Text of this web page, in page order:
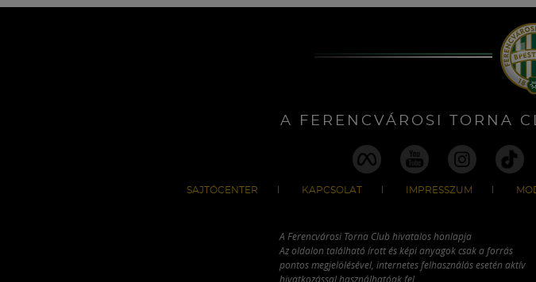
A FERENCVÁROSI TORNA
SAJTÓCENTER KAPCSOLAT IMPRESSZUM
A Ferencvárosi Torna Club hivatalos honlapja
Az oldalon található írott és képi anyagok csak a forrás
pontos megjelölésével, internetes felhasználás esetén aktív
hivatkozással használhatóak fel.